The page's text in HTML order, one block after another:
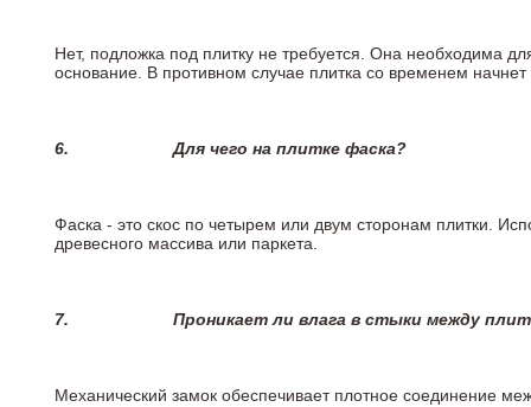
Нет, подложка под плитку не требуется. Она необходима
основание. В противном случае плитка со временем
6.Для чего на плитке фаска?
Фаска - это скос по четырем или двум сторонам плитки.
древесного массива или паркета.
7. Проникает ли влага в стыки между
Механический замок обеспечивает плотное соединение